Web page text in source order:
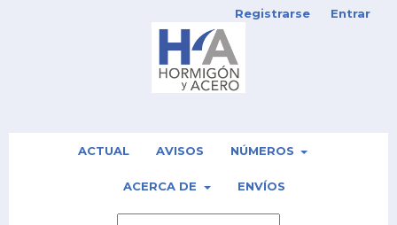
ACTUAL AVISOS NÚMEROS
ACERCA DE ENVÍOS
Registrarse Entrar